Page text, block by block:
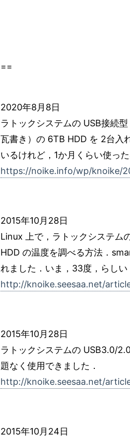
==
2020年8月8日
ラトックシステムの USB接続
瓦書き）の 6TB HDD を 2台入
いるけれど，1か月くらい使っ
https://noike.info/wp/knoike/
2015年10月28日
Linux 上で，ラトックシステム
HDD の温度を調べる方法．
れました．いま，33度，らしい
http://knoike.seesaa.net/
2015年10月28日
ラトックシステムの USB3.0/
題なく使用できました．
http://knoike.seesaa.net/
2015年10月24日